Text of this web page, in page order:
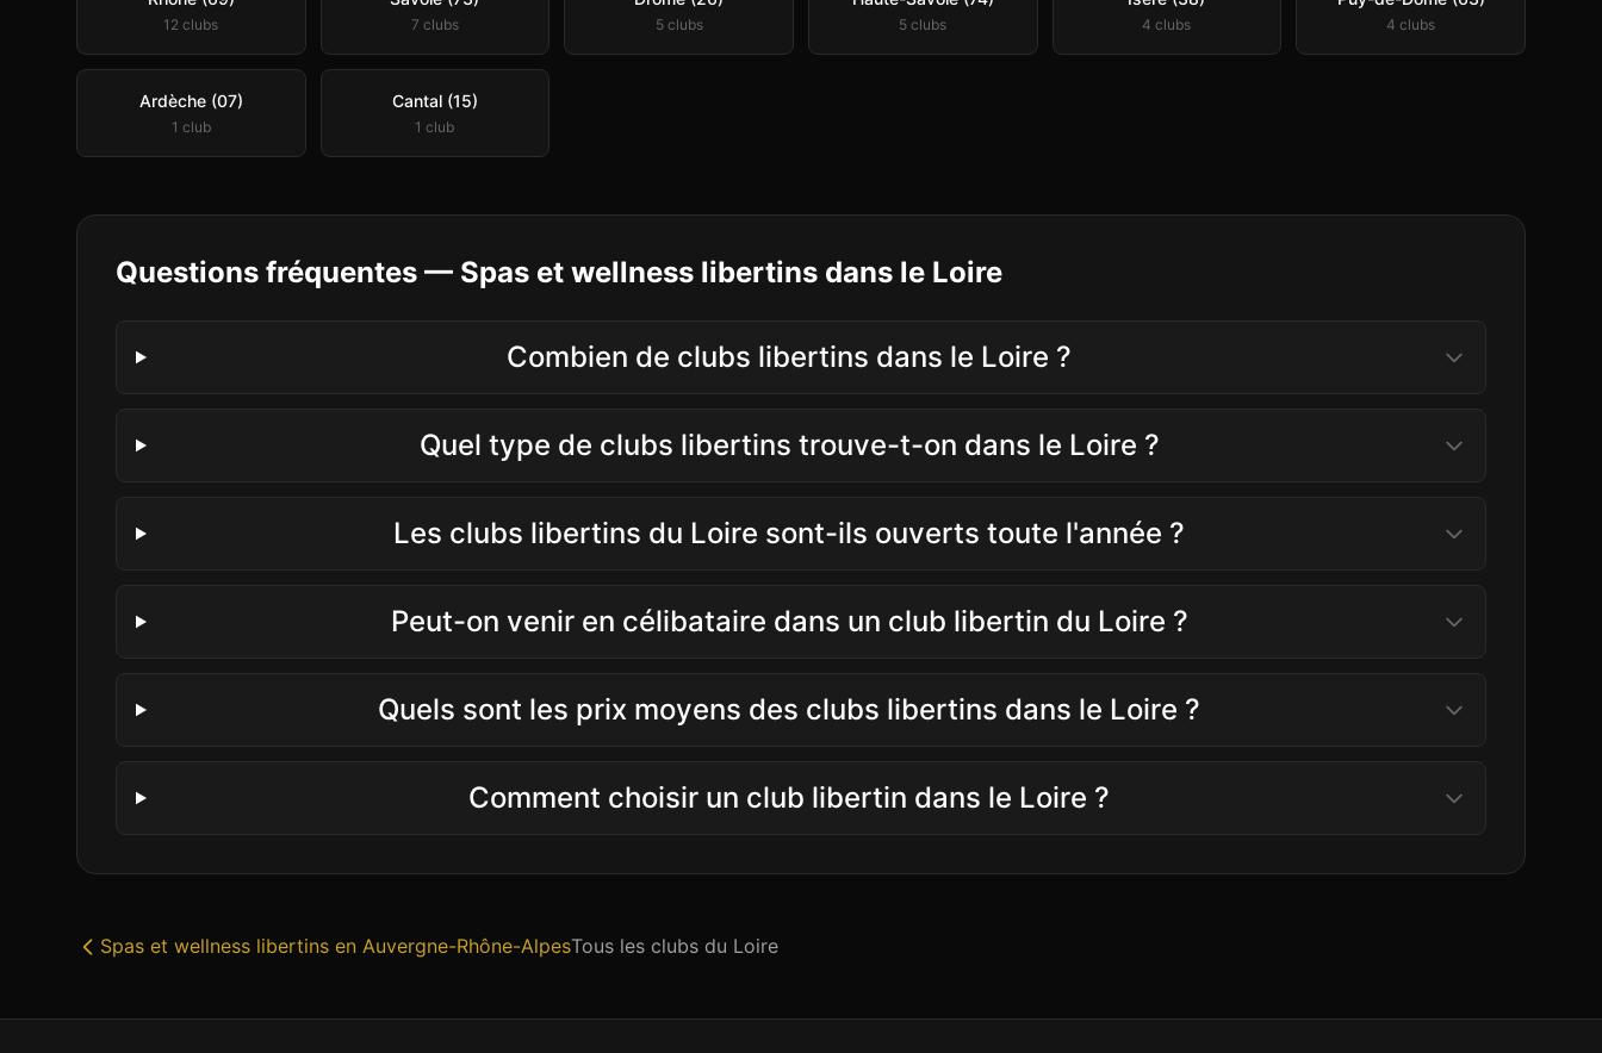
12 clubs 7 clubs 5clubs 5 clubs 4 clubs 4 clubs
Ardèche (07)
1 club
Cantal (15)
1 club
Questions fréquentes — Spas et wellness libertins dans le Loire
Combien de clubs libertins dans le Loire ?
Quel type de clubs libertins trouve-t-on dans le Loire ?
Les clubs libertins du Loire sont-ils ouverts toute l'année ?
Peut-on venir en célibataire dans un club libertin du Loire ?
Quels sont les prix moyens des clubs libertins dans le Loire ?
Comment choisir un club libertin dans le Loire ?
Spas et wellness libertins en Auvergne-Rhône-AlpesTous les clubs du Loire